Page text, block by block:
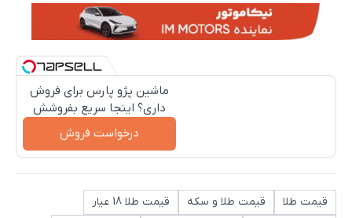
ماشین پژو پارس برای فروش
داری؟ اینجا سریع بفروشش
درخواست فروش
قیمت طلا قیمت طلا و سکه
قیمت طلا 18 عیار